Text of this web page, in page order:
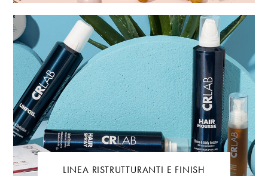
LINEA RISTRUTTURANTI E FINISH